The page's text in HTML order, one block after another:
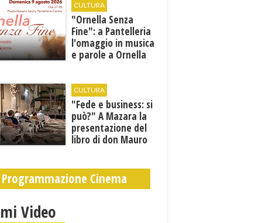
CULTURA
​"Ornella Senza
Fine": a Pantelleria
l'omaggio in musica
e parole a Ornella
CULTURA
"Fede e business: si
può?" A Mazara la
presentazione del
libro di don Mauro
Programmazione Cinema
Video